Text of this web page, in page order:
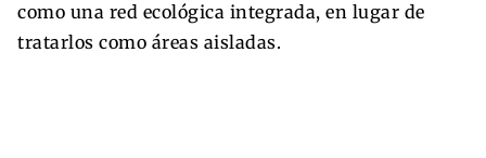
como una red ecológica integrada, en lugar de
tratarlos como áreas aisladas.